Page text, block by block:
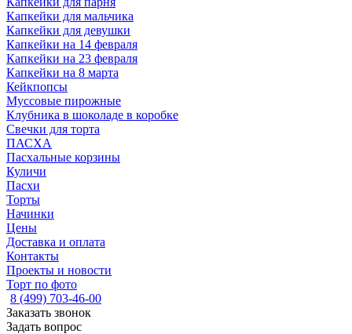
Капкейки для мальчика
Капкейки для девушки
Капкейки на 14 февраля
Капкейки на 23 февраля
Капкейки на 8 марта
Кейкпопсы
Муссовые пирожные
Клубника в шоколаде в коробке
Свечки для торта
ПАСХА
Пасхальные корзины
Куличи
Пасхи
Торты
Начинки
Цены
Доставка и оплата
Контакты
Проекты и новости
Торт по фото
8 (499) 703-46-00
Заказать звонок
Задать вопрос